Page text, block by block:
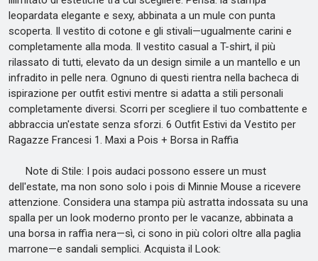
leopardata elegante e sexy, abbinata a un mule con punta
scoperta. Il vestito di cotone e gli stivali—ugualmente carini e
completamente alla moda. Il vestito casual a T-shirt, il più
rilassato di tutti, elevato da un design simile a un mantello e un
infradito in pelle nera. Ognuno di questi rientra nella bacheca di
ispirazione per outfit estivi mentre si adatta a stili personali
completamente diversi. Scorri per scegliere il tuo combattente e
abbraccia un'estate senza sforzi. 6 Outfit Estivi da Vestito per
Ragazze Francesi 1. Maxi a Pois + Borsa in Raffia
Note di Stile: I pois audaci possono essere un must
dell'estate, ma non sono solo i pois di Minnie Mouse a ricevere
attenzione. Considera una stampa più astratta indossata su una
spalla per un look moderno pronto per le vacanze, abbinata a
una borsa in raffia nera—sì, ci sono in più colori oltre alla paglia
marrone—e sandali semplici. Acquista il Look: